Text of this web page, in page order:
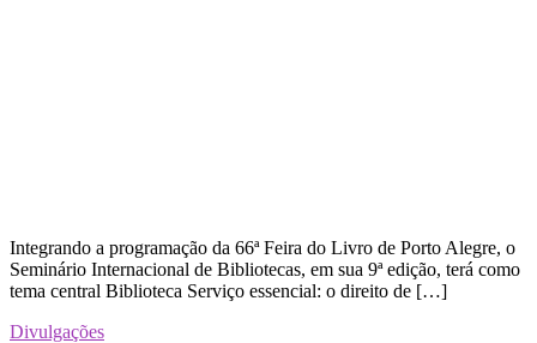
Integrando a programação da 66ª Feira do Livro de Porto Alegre, o
Seminário Internacional de Bibliotecas, em sua 9ª edição, terá como
tema central Biblioteca Serviço essencial: o direito de […]
Divulgações